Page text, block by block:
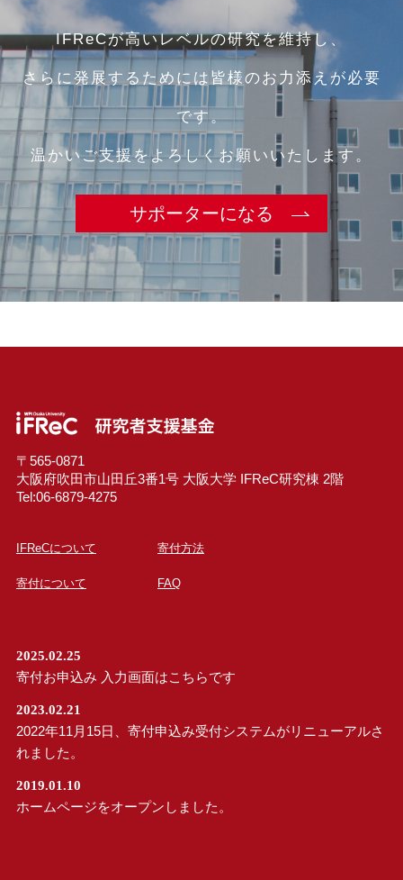
IFReCが高いレベルの研究を維持し、
さらに発展するためには皆様のお力添えが必要
です。
温かいご支援をよろしくお願いいたします。
サポーターになる
〒565-0871
大阪府吹田市山田丘3番1号 大阪大学 IFReC研究棟 2階
Tel:06-6879-4275
IFReCについて 寄付方法
寄付について FAQ
2025.02.25
寄付お申込み 入力画面はこちらです
2023.02.21
2022年11月15日、寄付申込み受付システムがリニューアルさ
れました。
2019.01.10
ホームページをオープンしました。